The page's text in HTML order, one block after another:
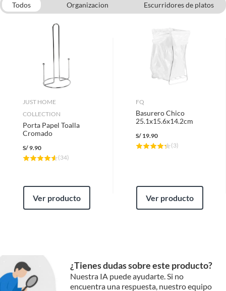
Todos Organizacion
Escurridores de platos
Colgadores de Ropa
Contenedores y frascos
JUST HOME
COLLECTION
Porta Papel Toalla
Cromado
S/9.90
(34)
Ver producto
FQ
Basurero Chico
25.1x15.6x14.2cm
S/ 19.90
(3)
Ver producto
¿Tienes dudas sobre este producto?
Nuestra IA puede ayudarte. Si no
encuentra una respuesta, nuestro equipo